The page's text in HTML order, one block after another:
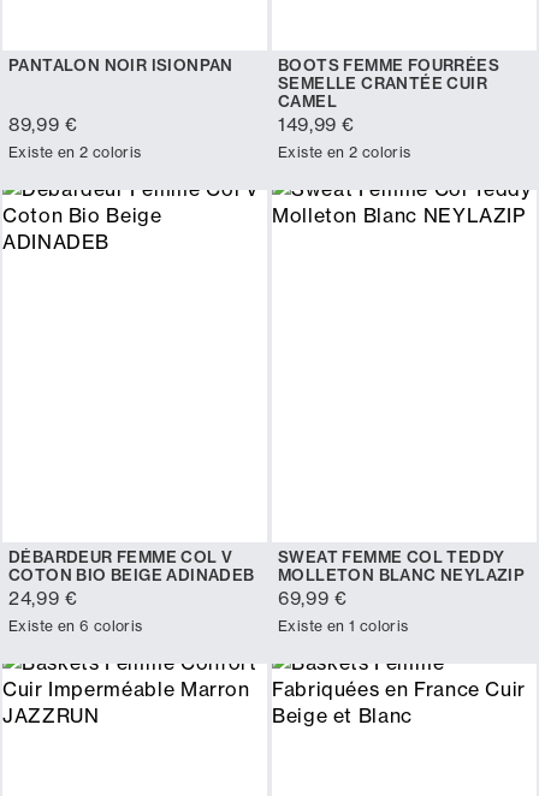
PANTALON NOIR ISIONPAN
89,99 €
Existe en 2 coloris
BOOTS FEMME FOURRÉES
SEMELLE CRANTÉE CUIR
CAMEL
149,99 €
Existe en 2 coloris
DÉBARDEUR FEMME COL V
COTON BIO BEIGE ADINADEB
24,99 €
Existe en 6 coloris
SWEAT FEMME COL TEDDY
MOLLETON BLANC NEYLAZIP
69,99 €
Existe en 1 coloris